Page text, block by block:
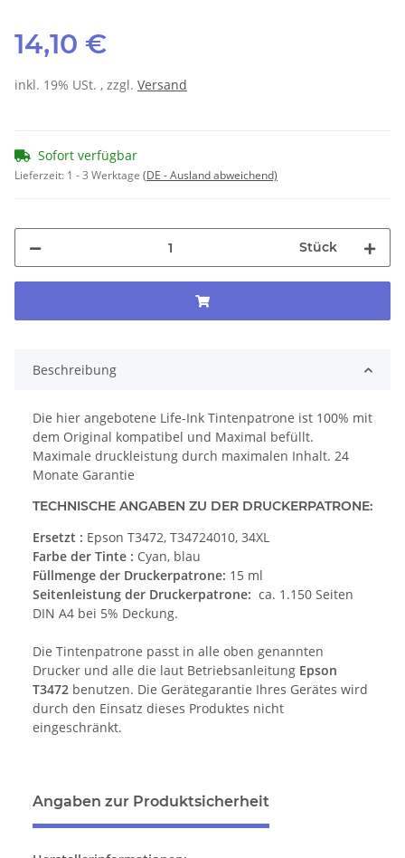
14,10 €
inkl. 19% USt. , zzgl. Versand
Sofort verfügbar
Lieferzeit: 1 - 3 Werktage (DE - Ausland abweichend)
Stück
Beschreibung
Die hier angebotene Life-Ink Tintenpatrone ist 100% mit
dem Original kompatibel und Maximal befüllt.
Maximale druckleistung durch maximalen Inhalt. 24
Monate Garantie
TECHNISCHE ANGABEN ZU DER DRUCKERPATRONE:
Ersetzt : Epson T3472, T34724010, 34XL
Farbe der Tinte : Cyan, blau
Füllmenge der Druckerpatrone: 15 ml
Seitenleistung der Druckerpatrone: ca. 1.150 Seiten
DIN A4 bei 5% Deckung.
Die Tintenpatrone passt in alle oben genannten
Drucker und alle die laut Betriebsanleitung Epson
T3472 benutzen. Die Gerätegarantie Ihres Gerätes wird
durch den Einsatz dieses Produktes nicht
eingeschränkt.
Angaben zur Produktsicherheit